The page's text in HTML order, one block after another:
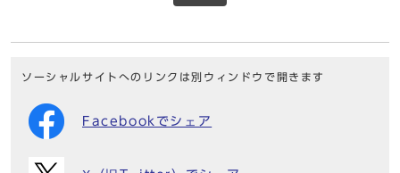
ソーシャルサイトへのリンクは別ウィンドウで開きます
Facebookでシェア